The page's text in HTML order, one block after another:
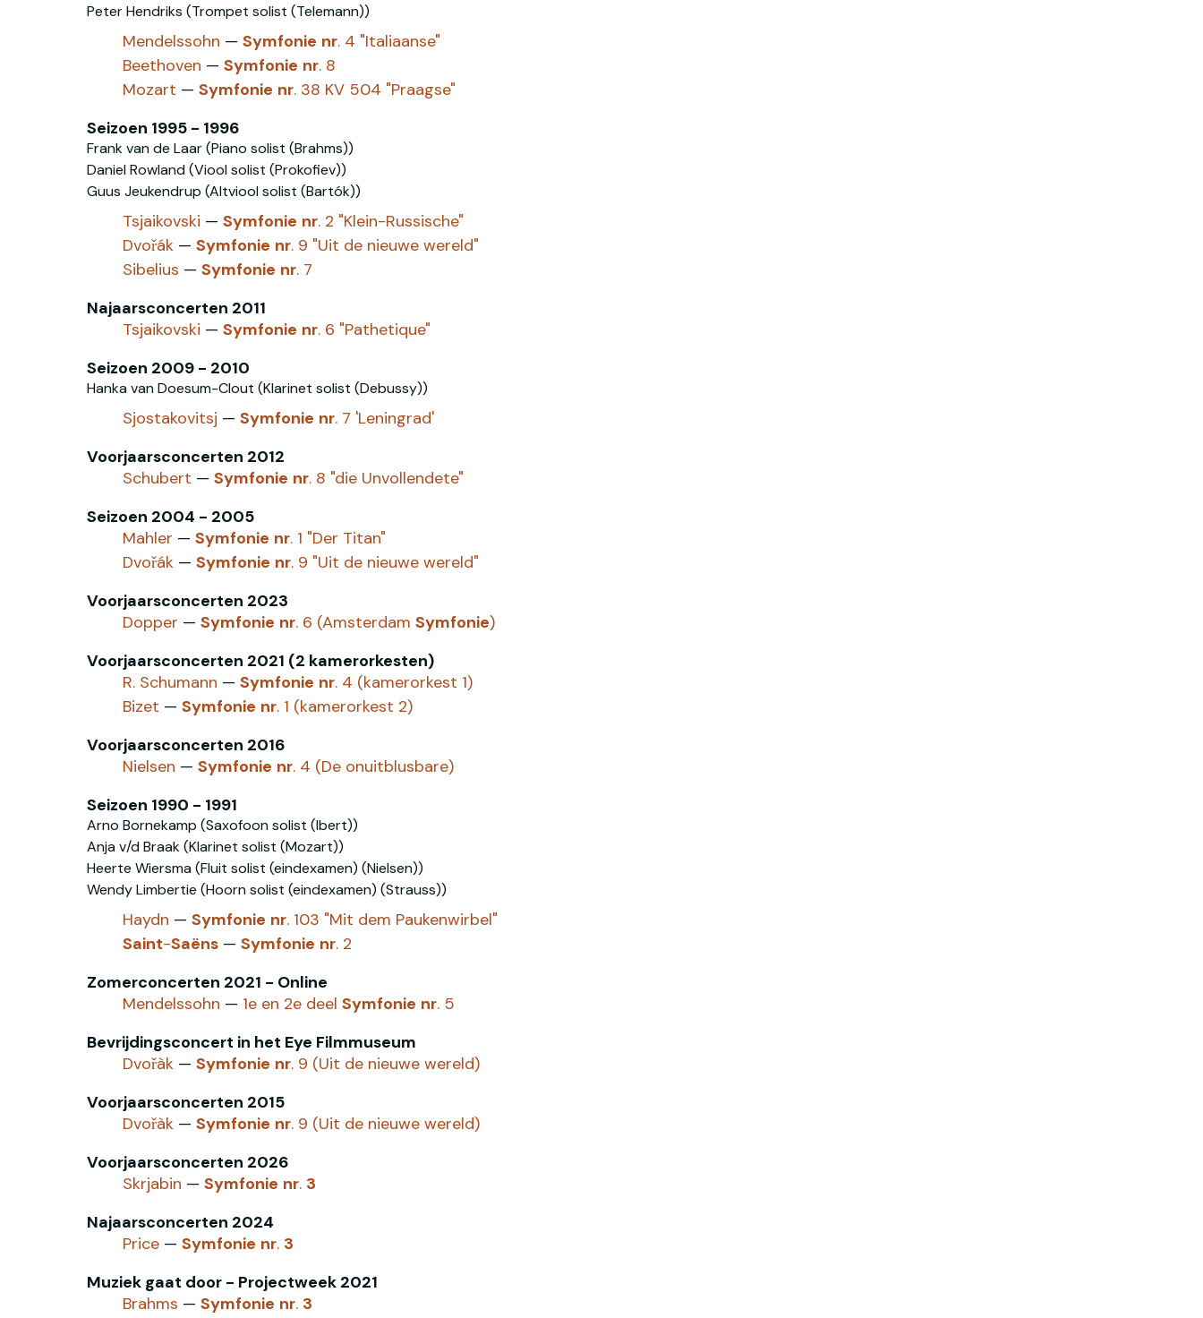
Peter Hendriks (Trompet solist (Telemann))
Mendelssohn — Symfonie nr. 4 "Italiaanse"
Beethoven — Symfonie nr. 8
Mozart — Symfonie nr. 38 KV 504 "Praagse"
Seizoen 1995 - 1996
Frank van de Laar (Piano solist (Brahms))
Daniel Rowland (Viool solist (Prokofiev))
Guus Jeukendrup (Altviool solist (Bartók))
Tsjaikovski — Symfonie nr. 2 "Klein-Russische"
Dvořák — Symfonie nr. 9 "Uit de nieuwe wereld"
Sibelius — Symfonie nr. 7
Najaarsconcerten 2011
Tsjaikovski — Symfonie nr. 6 "Pathetique"
Seizoen 2009 - 2010
Hanka van Doesum-Clout (Klarinet solist (Debussy))
Sjostakovitsj — Symfonie nr. 7 'Leningrad'
Voorjaarsconcerten 2012
Schubert — Symfonie nr. 8 "die Unvollendete"
Seizoen 2004 - 2005
Mahler — Symfonie nr. 1 "Der Titan"
Dvořák — Symfonie nr. 9 "Uit de nieuwe wereld"
Voorjaarsconcerten 2023
Dopper — Symfonie nr. 6 (Amsterdam Symfonie)
Voorjaarsconcerten 2021 (2 kamerorkesten)
R. Schumann — Symfonie nr. 4 (kamerorkest 1)
Bizet — Symfonie nr. 1 (kamerorkest 2)
Voorjaarsconcerten 2016
Nielsen — Symfonie nr. 4 (De onuitblusbare)
Seizoen 1990 - 1991
Arno Bornekamp (Saxofoon solist (Ibert))
Anja v/d Braak (Klarinet solist (Mozart))
Heerte Wiersma (Fluit solist (eindexamen) (Nielsen))
Wendy Limbertie (Hoorn solist (eindexamen) (Strauss))
Haydn — Symfonie nr. 103 "Mit dem Paukenwirbel"
Saint-Saëns — Symfonie nr. 2
Zomerconcerten 2021 - Online
Mendelssohn — 1e en 2e deel Symfonie nr. 5
Bevrijdingsconcert in het Eye Filmmuseum
Dvořàk — Symfonie nr. 9 (Uit de nieuwe wereld)
Voorjaarsconcerten 2015
Dvořàk — Symfonie nr. 9 (Uit de nieuwe wereld)
Voorjaarsconcerten 2026
Skrjabin — Symfonie nr. 3
Najaarsconcerten 2024
Price — Symfonie nr. 3
Muziek gaat door - Projectweek 2021
Brahms — Symfonie nr. 3